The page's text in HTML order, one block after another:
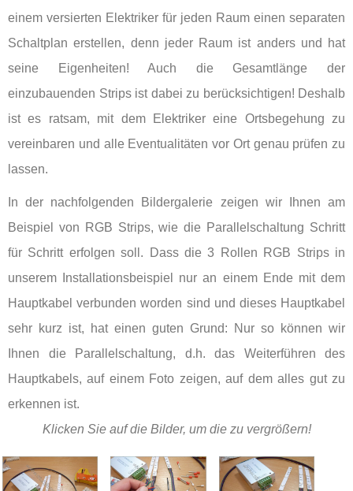
einem versierten Elektriker für jeden Raum einen separaten
Schaltplan erstellen, denn jeder Raum ist anders und hat
seine Eigenheiten! Auch die Gesamtlänge der
einzubauenden Strips ist dabei zu berücksichtigen! Deshalb
ist es ratsam, mit dem Elektriker eine Ortsbegehung zu
vereinbaren und alle Eventualitäten vor Ort genau prüfen zu
lassen.
In der nachfolgenden Bildergalerie zeigen wir Ihnen am
Beispiel von RGB Strips, wie die Parallelschaltung Schritt
für Schritt erfolgen soll. Dass die 3 Rollen RGB Strips in
unserem Installationsbeispiel nur an einem Ende mit dem
Hauptkabel verbunden worden sind und dieses Hauptkabel
sehr kurz ist, hat einen guten Grund: Nur so können wir
Ihnen die Parallelschaltung, d.h. das Weiterführen des
Hauptkabels, auf einem Foto zeigen, auf dem alles gut zu
erkennen ist.
Klicken Sie auf die Bilder, um die zu vergrößern!